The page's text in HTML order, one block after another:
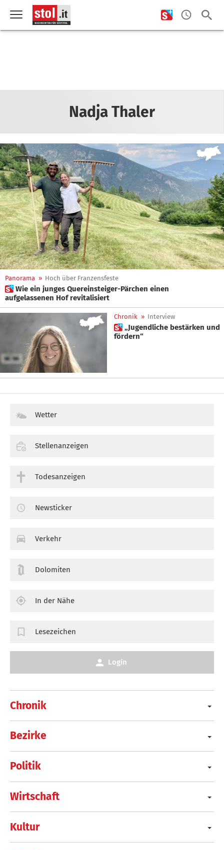
Nadja Thaler
Panorama » Hoch über Franzensfeste
 Wie ein junges Quereinsteiger-Pärchen einen
aufgelassenen Hof revitalisiert
Chronik » Interview
 „Jugendliche bestärken und
fördern“
Chronik
Bezirke
Politik
Wirtschaft
Kultur
Wetter
Stellenanzeigen
Todesanzeigen
Newsticker
Verkehr
Dolomiten
In der Nähe
Lesezeichen
Login